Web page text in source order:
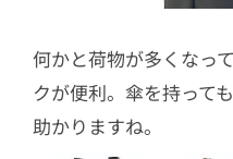
何かと荷物が多くなっ
クが便利。傘を持って
助かりますね。